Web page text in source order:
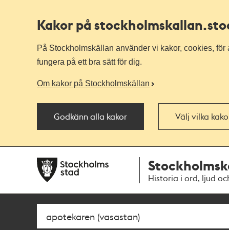
Kakor på stockholmskallan
På Stockholmskällan använder vi kakor, cookies,
fungera på ett bra sätt för dig.
Om kakor på Stockholmskällan
Godkänn alla kakor Välj vilka
navigationen
huvudinnehållet
Historia i ord, ljud
Sök